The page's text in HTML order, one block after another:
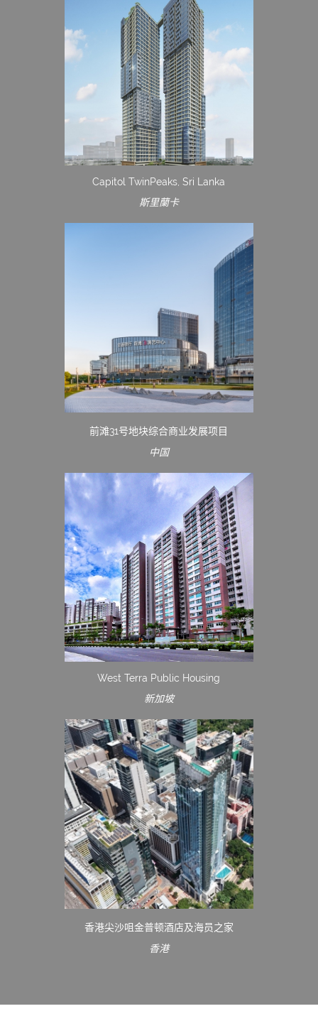
Capitol TwinPeaks, Sri Lanka
斯里蘭卡
前滩31号地块综合商业发展项目
中国
West Terra Public Housing
新加坡
香港尖沙咀金普顿酒店及海员之家
香港